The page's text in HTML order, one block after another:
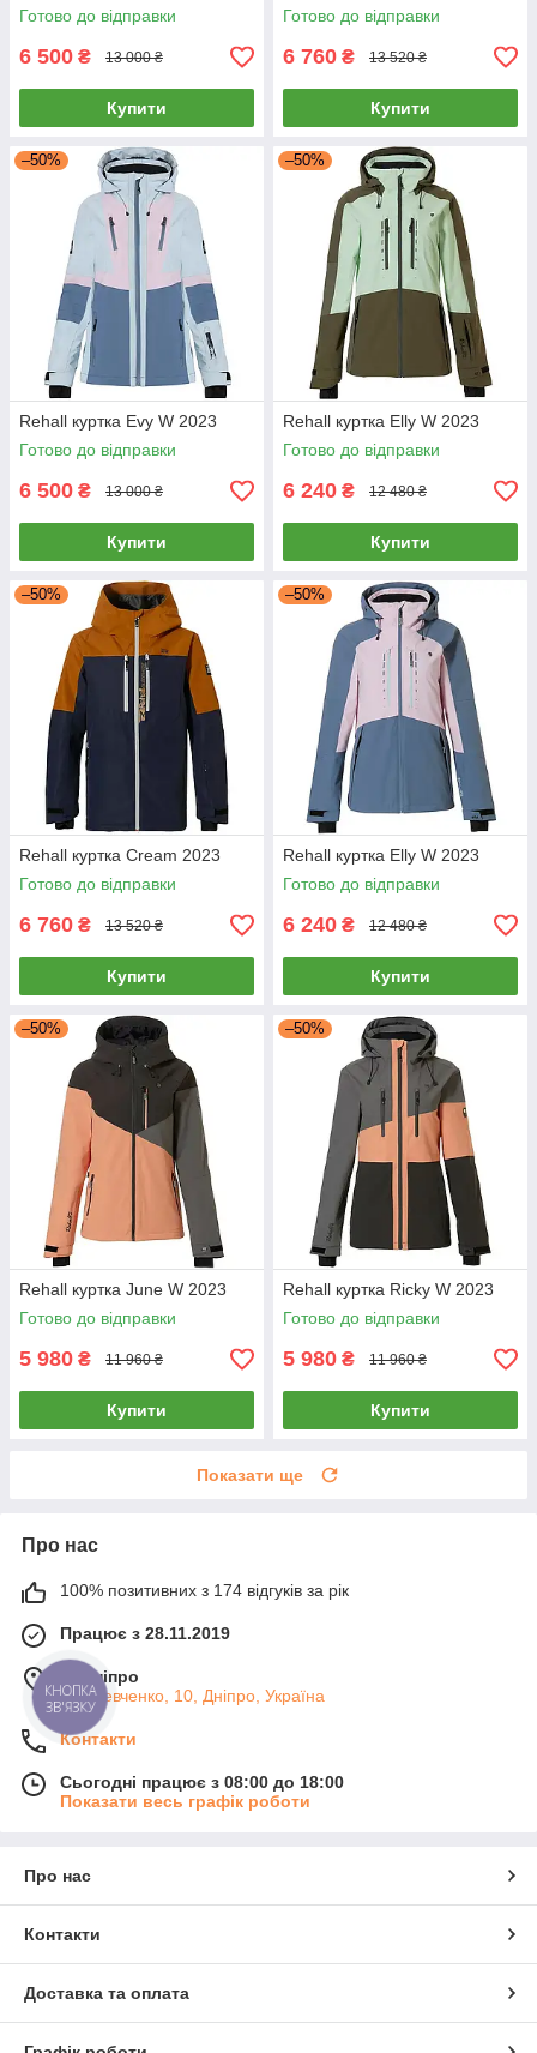
Готово до відправки
6 500 ₴ 13 000 ₴
Купити
Готово до відправки
6 760 ₴ 13 520 ₴
Купити
–50%
Rehall куртка Evy W 2023
Готово до відправки
6 500 ₴ 13 000 ₴
Купити
–50%
Rehall куртка Elly W 2023
Готово до відправки
6 240 ₴ 12 480 ₴
Купити
–50%
Rehall куртка Cream 2023
Готово до відправки
6 760 ₴ 13 520 ₴
Купити
–50%
Rehall куртка Elly W 2023
Готово до відправки
6 240 ₴ 12 480 ₴
Купити
–50%
Rehall куртка June W 2023
Готово до відправки
5 980 ₴ 11 960 ₴
Купити
–50%
Rehall куртка Ricky W 2023
Готово до відправки
5 980 ₴ 11 960 ₴
Купити
Показати ще
Про нас
100% позитивних з 174 відгуків за рік
Працює з 28.11.2019
м. Дніпро
ул. Шевченко, 10, Дніпро, Україна
Контакти
Сьогодні працює з 08:00 до 18:00
Показати весь графік роботи
Про нас
Контакти
Доставка та оплата